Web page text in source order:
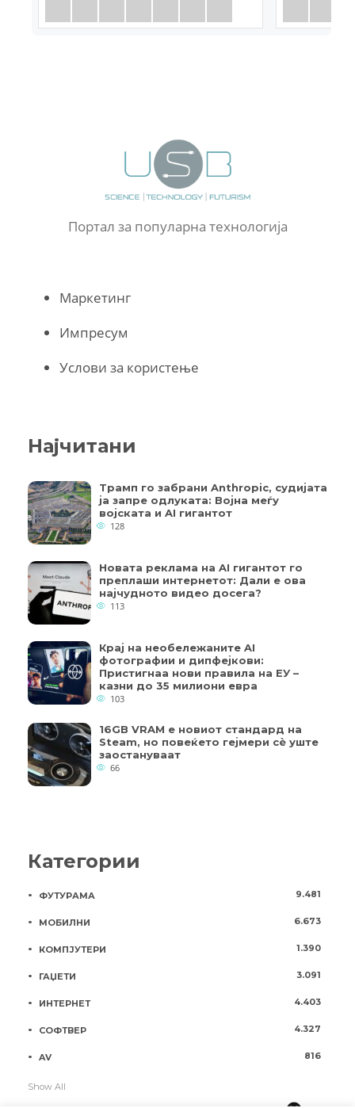
Портал за популарна технологија
Маркетинг
Импресум
Услови за користење
Најчитани
Трамп го забрани Anthropic, судијата
ја запре одлуката: Војна меѓу
војската и AI гигантот
128
Новата реклама на AI гигантот го
преплаши интернетот: Дали е ова
најчудното видео досега?
113
Крај на необележаните AI
фотографии и дипфејкови:
Пристигнаа нови правила на ЕУ –
казни до 35 милиони евра
103
16GB VRAM е новиот стандард на
Steam, но повеќето гејмери ​​сè уште
заостануваат
66
Категории
ФУТУРАМА 9.481
МОБИЛНИ 6.673
КОМПЈУТЕРИ 1.390
ГАЏЕТИ 3.091
ИНТЕРНЕТ 4.403
СОФТВЕР 4.327
AV 816
Show All